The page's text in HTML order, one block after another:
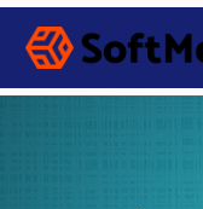
S
p